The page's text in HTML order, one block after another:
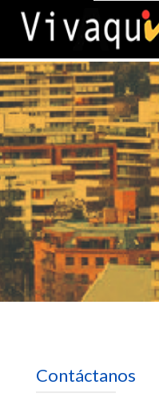
Contáctanos